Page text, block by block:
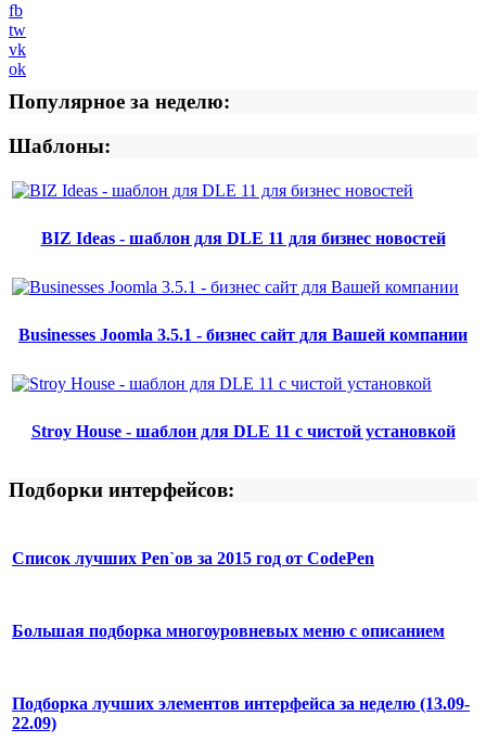
fb
tw
vk
ok
Популярное за неделю:
Шаблоны:
BIZ Ideas - шаблон для DLE 11 для бизнес новостей
Businesses Joomla 3.5.1 - бизнес сайт для Вашей компании
Stroy House - шаблон для DLE 11 с чистой установкой
Подборки интерфейсов:
Список лучших Pen`ов за 2015 год от CodePen
Большая подборка многоуровневых меню с описанием
Подборка лучших элементов интерфейса за неделю (13.09-
22.09)